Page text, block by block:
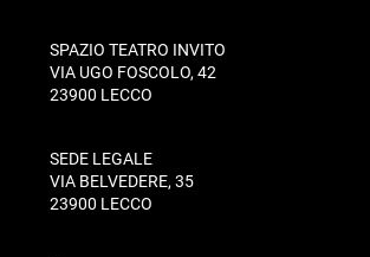
SPAZIO TEATRO INVITO
VIA UGO FOSCOLO, 42
23900 LECCO
SEDE LEGALE
VIA BELVEDERE, 35
23900 LECCO